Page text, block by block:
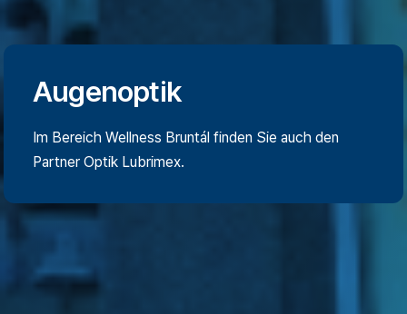
Augenoptik
Im Bereich Wellness Bruntál finden Sie auch den
Partner Optik Lubrimex.